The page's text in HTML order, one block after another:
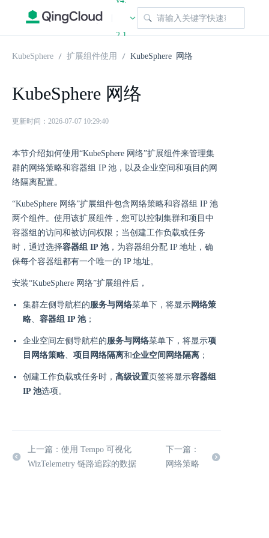
|
2.1
KubeSphere 扩展组件使用 KubeSphere 网络
KubeSphere 网络
更新时间：2026-07-07 10:29:40
本节介绍如何使用“KubeSphere 网络”扩展组件来管理集
群的网络策略和容器组 IP 池，以及企业空间和项目的网
络隔离配置。
“KubeSphere 网络”扩展组件包含网络策略和容器组 IP 池
两个组件。使用该扩展组件，您可以控制集群和项目中
容器组的访问和被访问权限；当创建工作负载或任务
时，通过选择容器组 IP 池，为容器组分配 IP 地址，确
保每个容器组都有一个唯一的 IP 地址。
安装“KubeSphere 网络”扩展组件后，
集群左侧导航栏的服务与网络菜单下，将显示网络策
略、 容器组 IP 池；
企业空间左侧导航栏的服务与网络菜单下，将显示项
目网络策略、 项目网络隔离和企业空间网络隔离 ；
创建工作负载或任务时， 高级设置页签将显示容器组
IP 池选项。
上一篇：使用 Tempo 可视化
WizTelemetry 链路追踪的数据
下一篇：
网络策略